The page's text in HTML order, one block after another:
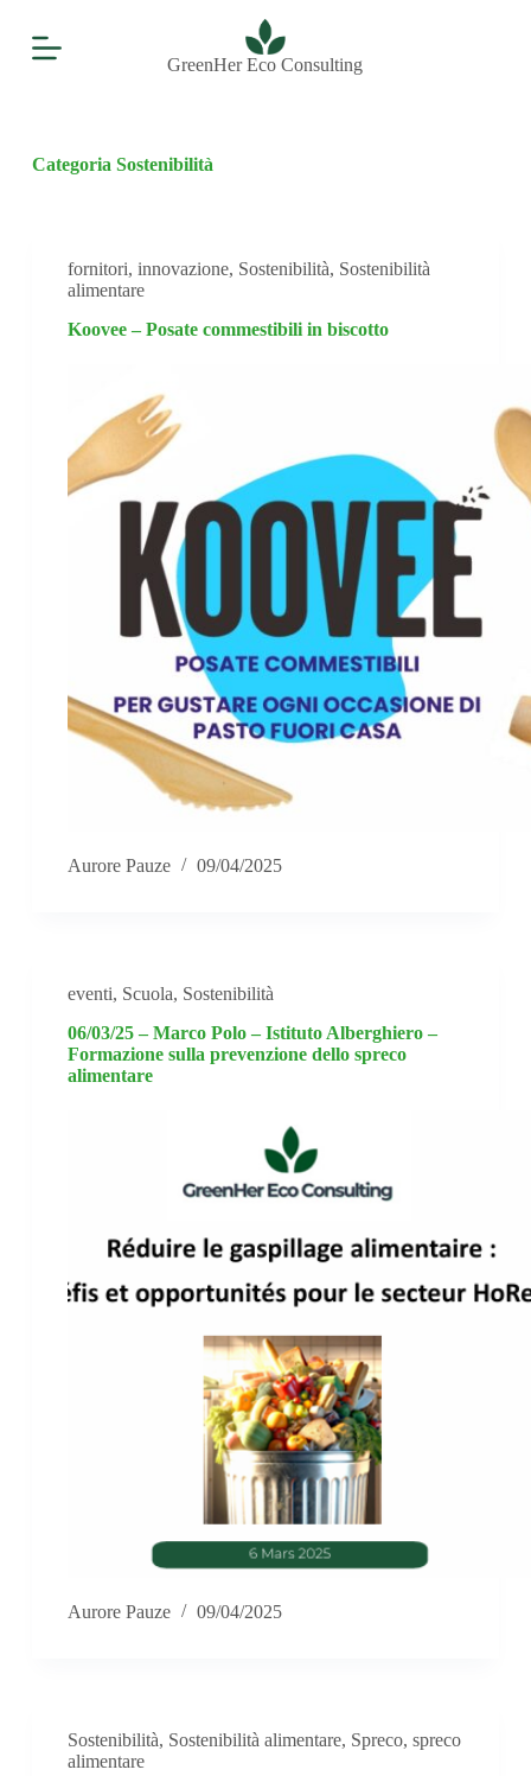
GreenHer Eco Consulting
Categoria Sostenibilità
fornitori, innovazione, Sostenibilità, Sostenibilità
alimentare
Koovee – Posate commestibili in biscotto
Aurore Pauze 09/04/2025
eventi, Scuola, Sostenibilità
06/03/25 – Marco Polo – Istituto Alberghiero –
Formazione sulla prevenzione dello spreco
alimentare
Aurore Pauze 09/04/2025
Sostenibilità, Sostenibilità alimentare, Spreco, spreco
alimentare